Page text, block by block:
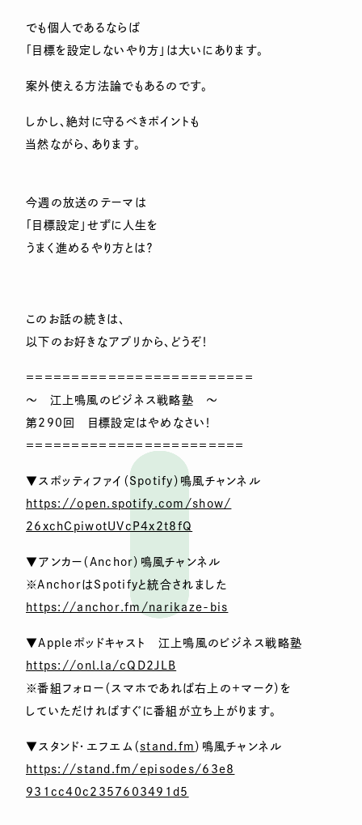
でも個人であるならば
「目標を設定しないやり方」は大いにあります。
案外使える方法論でもあるのです。
しかし、絶対に守るべきポイントも
当然ながら、あります。
今週の放送のテーマは
「目標設定」せずに人生を
うまく進めるやり方とは？
このお話の続きは、
以下のお好きなアプリから、どうぞ！
＝＝＝＝＝＝＝＝＝＝＝＝＝＝＝＝＝＝＝＝＝＝＝＝＝
～ 江上鳴風のビジネス戦略塾 ～
第290回 目標設定はやめなさい！
＝＝＝＝＝＝＝＝＝＝＝＝＝＝＝＝＝＝＝＝＝＝＝＝
▼スポッティファイ（Spotify）鳴風チャンネル
https://open.spotify.com/show/
26xchCpiwotUVcP4x2t8fQ
▼アンカー（Anchor）鳴風チャンネル
※AnchorはSpotifyと統合されました
https://anchor.fm/narikaze-bis
▼Appleポッドキャスト 江上鳴風のビジネス戦略塾
https://onl.la/cQD2JLB
※番組フォロー（スマホであれば右上の＋マーク）を
していただければすぐに番組が立ち上がります。
▼スタンド・エフエム（ stand.fm ）鳴風チャンネル
https://stand.fm/episodes/63e8
931cc40c2357603491d5